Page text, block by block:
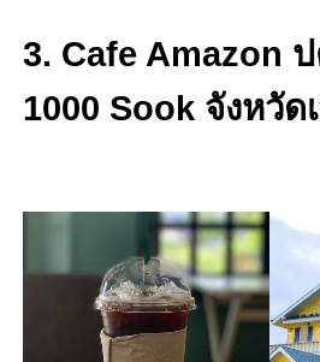
3. Cafe Amazon
1000 Sook จังหวัด